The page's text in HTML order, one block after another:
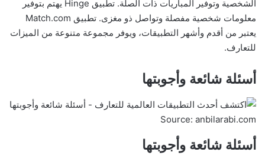
الشخصية وتوفير المباريات ذات الصلة. تطبيق Hinge يهتم بتوفير
معلومات شخصية مفصلة وتواصل ذو مغزى. تطبيق Match.com
يعتبر من أقدم وأشهر التطبيقات، ويوفر مجموعة متنوعة من الميزات
للتعارف.
أسئلة شائعة وأجوبتها
Source: anbilarabi.com
أسئلة شائعة وأجوبتها